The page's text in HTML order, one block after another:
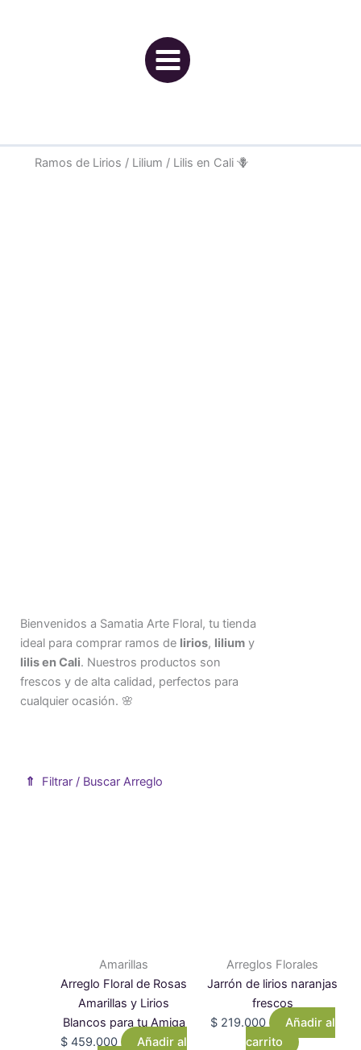
Ramos de Lirios / Lilium / Lilis en Cali 🪻
Bienvenidos a Samatia Arte Floral, tu tienda
ideal para comprar ramos de lirios, lilium y
lilis en Cali. Nuestros productos son
frescos y de alta calidad, perfectos para
cualquier ocasión. 🌸
⇑ Filtrar / Buscar Arreglo
Amarillas
Arreglo Floral de Rosas
Amarillas y Lirios
Blancos para tu Amiga
$ 459.000
Añadir al
Arreglos Florales
Jarrón de lirios naranjas
frescos
$219.000
Añadir al
carrito